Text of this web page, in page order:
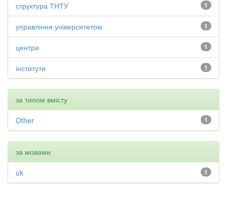
1
структура ТНТУ
1
управління університетом
1
центри
1
інститути
за типом вмісту
1
Other
за мовами
1
uk